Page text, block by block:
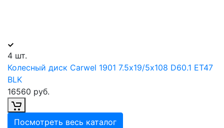
4 шт.
Колесный диск Carwel 1901 7.5х19/5х108 D60.1 ET47
BLK
16560 руб.
Посмотреть весь каталог